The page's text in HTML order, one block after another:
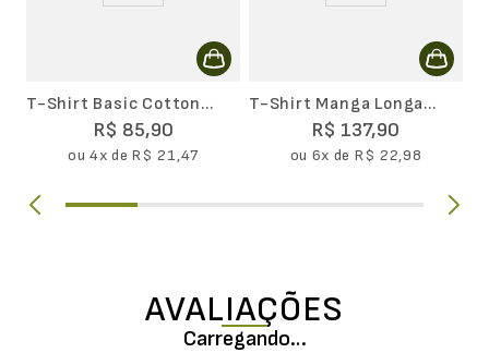
T-Shirt Basic Cotton
Masculina
R$ 85,90
ou4x deR$ 21,47
T-Shirt Manga Longa
LSport AirDry Masculina
R$ 137,90
ou 6x de R$ 22,98
AVALIAÇÕES
Carregando…